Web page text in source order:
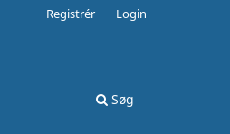
Søg
Registrér Login